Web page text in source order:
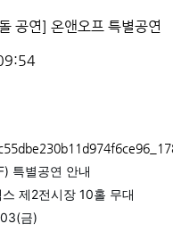
공연] 온앤오프 특별공연
특별공연 안내
제2전시장 10홀 무대
금)